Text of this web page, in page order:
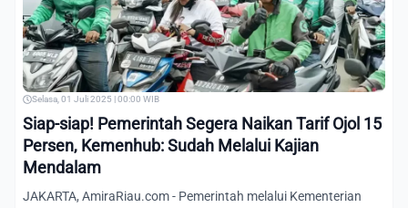
Selasa, 01 Juli 2025 | 00:00 WIB
Siap-siap! Pemerintah Segera Naikan Tarif Ojol 15
Persen, Kemenhub: Sudah Melalui Kajian
Mendalam
JAKARTA, AmiraRiau.com - Pemerintah melalui Kementerian